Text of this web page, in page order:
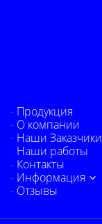
Продукция
О компании
Наши Заказчики
Наши работы
Контакты
Информация
Отзывы